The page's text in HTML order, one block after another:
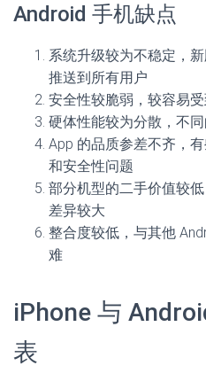
Android 手机缺点
系统升级较为不稳定，
推送到所有用户
安全性较脆弱，较容易
硬体性能较为分散，不
App 的品质参差不齐，
和安全性问题
部分机型的二手价值较
差异较大
整合度较低，与其他
难
iPhone 与
表